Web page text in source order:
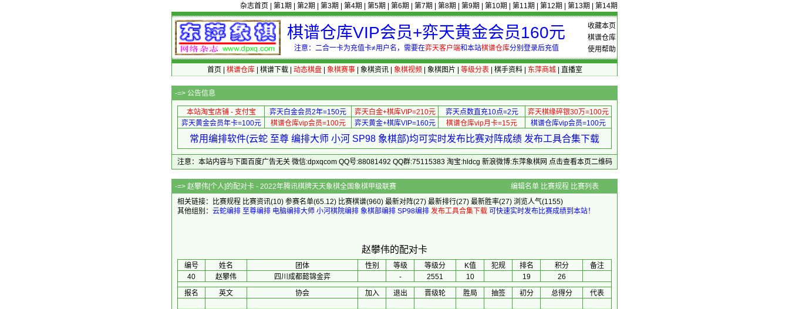
杂志首页 第1期 第2期 第3期 第4期 第5期 第6期 第7期 第8期 第9期 第10期 第11期 第12期 第13期 第14期
收藏本页
棋谱仓库
使用帮助
棋谱仓库VIP会员+弈天黄金会员160元
注意：二合一卡为充值卡≠用户名，需要在弈天客户端和本站棋谱仓库分别登录后充值
首页 棋谱仓库| 棋谱下载| 动态棋盘| 象棋赛事| 象棋资讯| 象棋视频 象棋图片 等级分表| 棋手资料| 东萍商城| 直播室
-=> 公告信息
本站淘宝店铺 - 支付宝 弈天白金会员2年=150元 弈天白金+棋库VIP=210元 弈天点数直充10点=2元
弈天棋缘碎银30万=100元
弈天黄金会员年卡=100元
棋谱仓库vip会员=100元 弈天黄金+棋库VIP=160元 棋谱仓库vip月卡=15元 棋谱仓库vip会员=100元
常用编排软件(云蛇 至尊 编排大师 小河 SP98 象棋部)均可实时发布比赛对阵成绩 发布工具合集下载
注意：本站内容与下面百度广告无关 微信:dpxqcom QQ号:88081492 QQ群:75115383 淘宝:hldcg 新浪微博:东萍象棋网 点击查看本页二维码
-=> 赵攀伟[个人]的配对卡 - 2022年腾讯棋牌天天象棋全国象棋甲级联赛 编辑名单 比赛规程 比赛列表
相关链接：
比赛规程 比赛资讯(10) 参赛名单(65.12) 比赛棋谱(960) 最新对阵(27) 最新排行(27) 最新胜率(27) 浏览人气(1155)
其他组别： 云蛇编排 至尊编排 电脑编排大师 小河棋院编排 象棋部编排 SP98编排 发布工具合集下载 可快速实时发布比赛成绩到本站！
赵攀伟的配对卡
编号 姓名 团体 性别 等级 等级分 K值 犯规 排名 积分
备注
40
赵攀伟 四川成都懿锦金弈 - 2551 10 19
26
报名
英文 协会 加入 退出 晋级轮 胜局 抽签 初分 总得分 代表